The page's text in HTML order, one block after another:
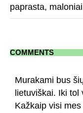
paprasta,
COMMENTS
Murakami bus
lietuviškai. Iki
Kažkaip visi